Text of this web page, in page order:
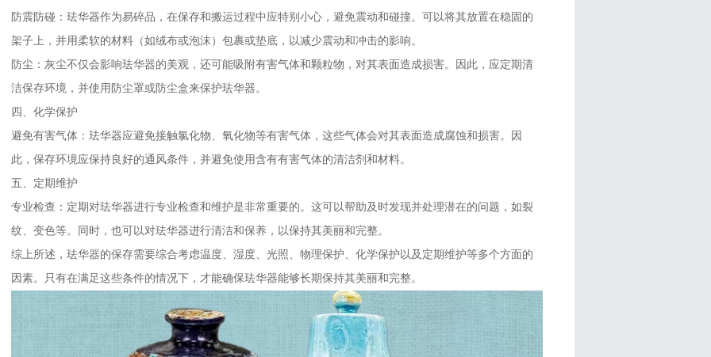
防震防碰：珐华器作为易碎品，在保存和搬运过程中应特别小心，避免震动和碰撞。可以将其放置在稳固的
架子上，并用柔软的材料（如绒布或泡沫）包裹或垫底，以减少震动和冲击的影响。
防尘：灰尘不仅会影响珐华器的美观，还可能吸附有害气体和颗粒物，对其表面造成损害。因此，应定期清
洁保存环境，并使用防尘罩或防尘盒来保护珐华器。
四、化学保护
避免有害气体：珐华器应避免接触氯化物、氧化物等有害气体，这些气体会对其表面造成腐蚀和损害。因
此，保存环境应保持良好的通风条件，并避免使用含有有害气体的清洁剂和材料。
五、定期维护
专业检查：定期对珐华器进行专业检查和维护是非常重要的。这可以帮助及时发现并处理潜在的问题，如裂
纹、变色等。同时，也可以对珐华器进行清洁和保养，以保持其美丽和完整。
综上所述，珐华器的保存需要综合考虑温度、湿度、光照、物理保护、化学保护以及定期维护等多个方面的
因素。只有在满足这些条件的情况下，才能确保珐华器能够长期保持其美丽和完整。